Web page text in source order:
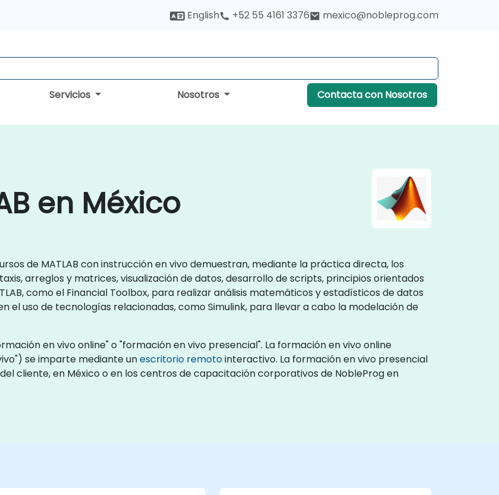
English +52 55 4161 3376 mexico@nobleprog.com
Servicios Nosotros Contacta con Nosotros
en México
de MATLAB con instrucción en vivo demuestran, mediante la práctica directa, los
arreglos y matrices, visualización de datos, desarrollo de scripts, principios orientados
como el Financial Toolbox, para realizar análisis matemáticos y estadísticos de datos
el uso de tecnologías relacionadas, como Simulink, para llevar a cabo la modelación de
en vivo online" o "formación en vivo presencial". La formación en vivo online
se imparte mediante unescritorio remotointeractivo. La formación en vivo presencial
cliente, en México o en los centros de capacitación corporativos de NobleProg en